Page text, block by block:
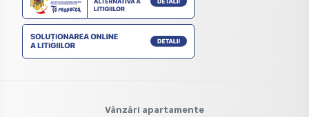
Vânzări apartamente